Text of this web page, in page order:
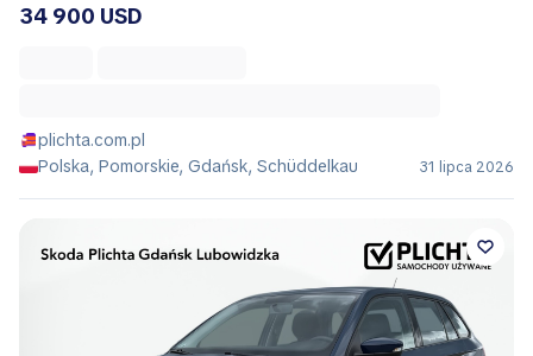
34 900 USD
plichta.com.pl
Polska, Pomorskie, Gdańsk, Schüddelkau
31 lipca 2026